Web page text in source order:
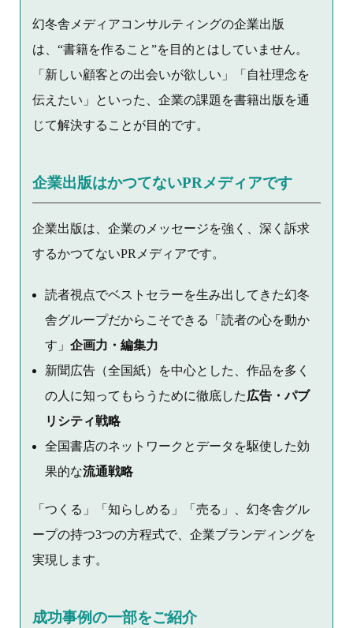
幻冬舎メディアコンサルティングの企業出版
は、“書籍を作ること”を目的とはしていません。
「新しい顧客との出会いが欲しい」「自社理念を
伝えたい」といった、企業の課題を書籍出版を通
じて解決することが目的です。
企業出版はかつてないPRメディアです
企業出版は、企業のメッセージを強く、深く訴求
するかつてないPRメディアです。
読者視点でベストセラーを生み出してきた幻冬
舎グループだからこそできる「読者の心を動か
す」 企画力・編集力
新聞広告（全国紙）を中心とした、作品を多く
の人に知ってもらうために徹底した広告・パブ
リシティ戦略
全国書店のネットワークとデータを駆使した効
果的な流通戦略
「つくる」「知らしめる」「売る」、幻冬舎グル
ープの持つ3つの方程式で、企業ブランディングを
実現します。
成功事例の一部をご紹介